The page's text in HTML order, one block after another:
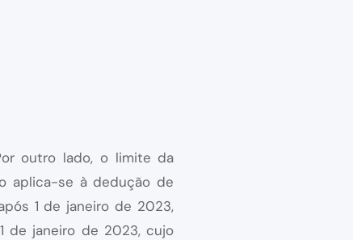
outro lado, o limite da
aplica-se à dedução de
1 de janeiro de 2023,
de janeiro de 2023, cujo